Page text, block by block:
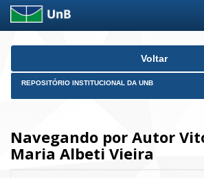
Skip
Voltar
REPOSITÓRIO INSTITUCIONAL DA UNB
Navegando por Autor
Maria Albeti Vieira